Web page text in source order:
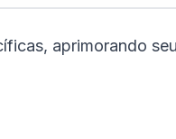
aprimorando